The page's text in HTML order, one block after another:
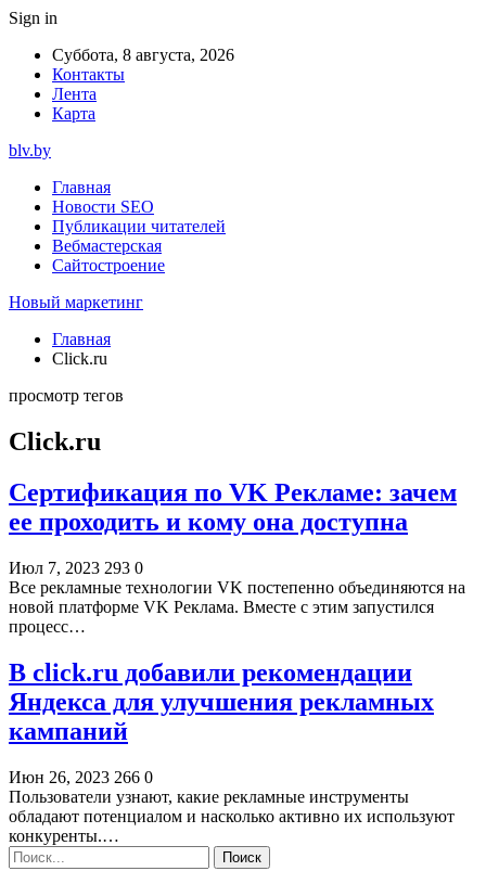
Sign in
Суббота, 8 августа, 2026
Контакты
Лента
Карта
blv.by
Главная
Новости SEO
Публикации читателей
Вебмастерская
Сайтостроение
Новый маркетинг
Главная
Click.ru
просмотр тегов
Click.ru
Сертификация по VK Рекламе: зачем
ее проходить и кому она доступна
Июл 7, 2023 293 0
Все рекламные технологии VK постепенно объединяются на
новой платформе VK Реклама. Вместе с этим запустился
процесс…
В click.ru добавили рекомендации
Яндекса для улучшения рекламных
кампаний
Июн 26, 2023 266 0
Пользователи узнают, какие рекламные инструменты
обладают потенциалом и насколько активно их используют
конкуренты.…